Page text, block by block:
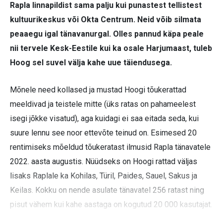
Rapla linnapildist sama palju kui punastest tellistest
kultuurikeskus või Okta Centrum. Neid võib silmata
peaaegu igal tänavanurgal. Olles pannud käpa peale
nii tervele Kesk-Eestile kui ka osale Harjumaast, tuleb
Hoog sel suvel välja kahe uue täiendusega.
Mõnele need kollased ja mustad Hoogi tõukerattad
meeldivad ja teistele mitte (üks ratas on pahameelest
isegi jõkke visatud), aga kuidagi ei saa eitada seda, kui
suure lennu see noor ettevõte teinud on. Esimesed 20
rentimiseks mõeldud tõukeratast ilmusid Rapla tänavatele
2022. aasta augustis. Nüüdseks on Hoogi rattad väljas
lisaks Raplale ka Kohilas, Türil, Paides, Sauel, Sakus ja
Keilas. Kokku on nende asulate tänavatel 256 ratast ning
pisut vähem kui kahe aastaga on kogutud 20 000 kasutajat.